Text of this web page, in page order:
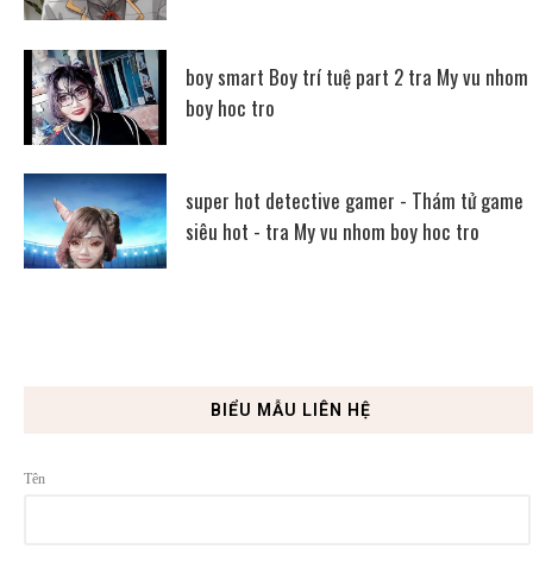
boy smart Boy trí tuệ part 2 tra My vu nhom
boy hoc tro
super hot detective gamer - Thám tử game
siêu hot - tra My vu nhom boy hoc tro
BIỂU MẪU LIÊN HỆ
Tên